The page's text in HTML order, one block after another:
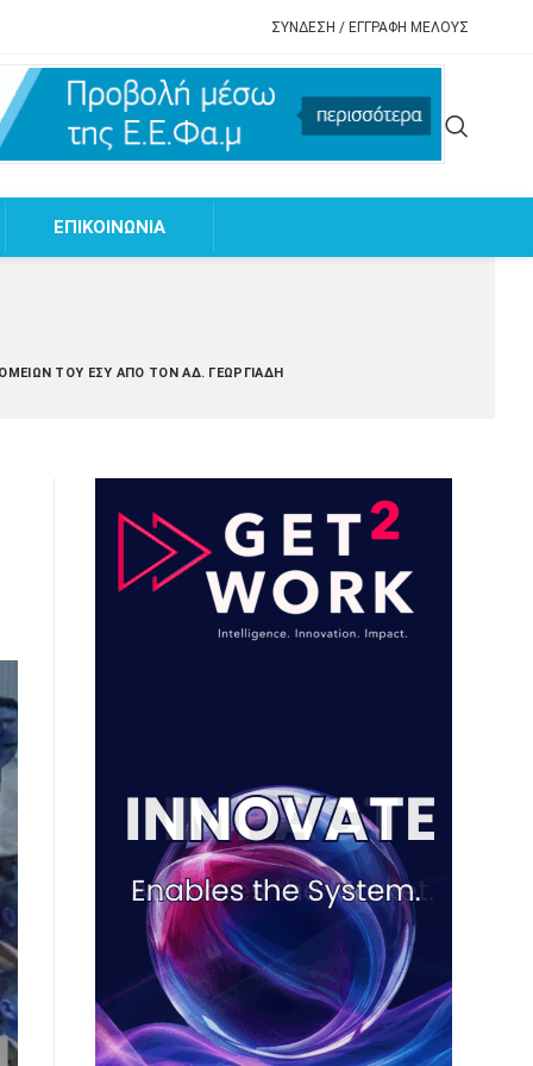
ΣΥΝΔΕΣΗ / ΕΓΓΡΑΦΗ ΜΕΛΟΥΣ
EΠΙΚΟΙΝΩΝΙΑ
ΤΟΥ ΕΣΥ ΑΠΌ ΤΟΝ ΆΔ. ΓΕΩΡΓΙΆΔΗ